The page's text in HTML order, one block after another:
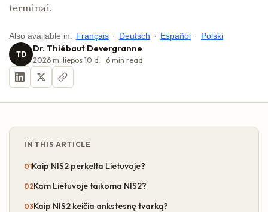
terminai.
Also available in: Français · Deutsch · Español · Polski
TD Dr. Thiébaut Devergranne
2026 m. liepos 10 d. 6 min read
IN THIS ARTICLE
Kaip NIS2 perkelta Lietuvoje?
Kam Lietuvoje taikoma NIS2?
Kaip NIS2 keičia ankstesnę tvarką?